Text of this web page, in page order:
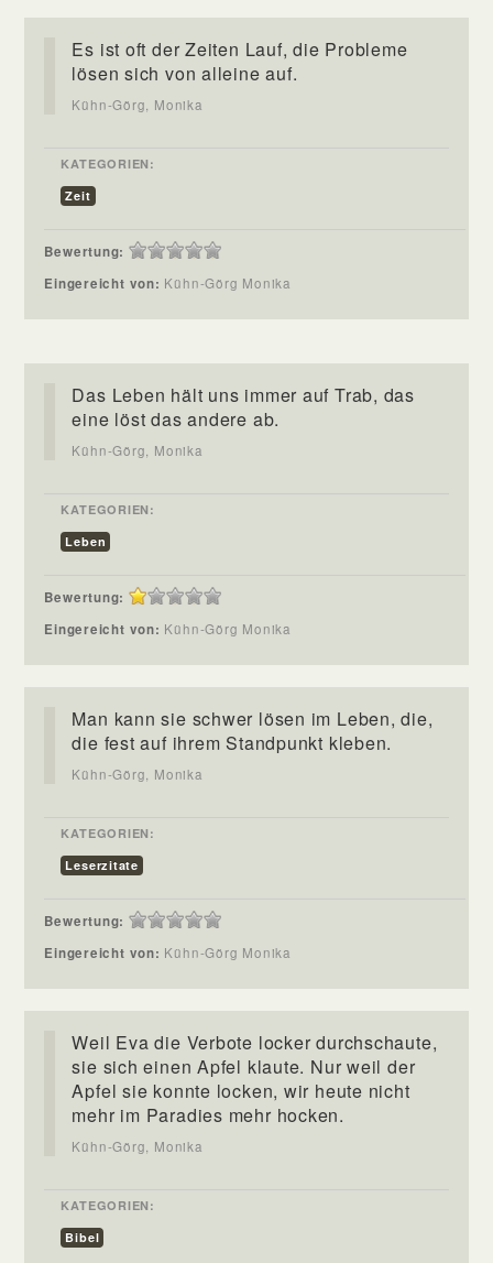
Es ist oft der Zeiten Lauf, die Probleme
lösen sich von alleine auf.
Kühn-Görg, Monika
KATEGORIEN:
Zeit
Bewertung:
Eingereicht von: Kühn-Görg Monika
Das Leben hält uns immer auf Trab, das
eine löst das andere ab.
Kühn-Görg, Monika
KATEGORIEN:
Leben
Bewertung:
Eingereicht von: Kühn-Görg Monika
Man kann sie schwer lösen im Leben, die,
die fest auf ihrem Standpunkt kleben.
Kühn-Görg, Monika
KATEGORIEN:
Leserzitate
Bewertung:
Eingereicht von: Kühn-Görg Monika
Weil Eva die Verbote locker durchschaute,
sie sich einen Apfel klaute. Nur weil der
Apfel sie konnte locken, wir heute nicht
mehr im Paradies mehr hocken.
Kühn-Görg, Monika
KATEGORIEN:
Bibel